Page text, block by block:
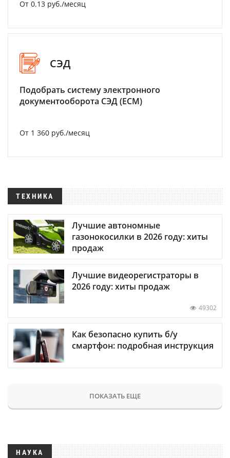
От 0.13 руб./месяц
СЭД
Подобрать систему электронного
документооборота СЭД (ECM)
От 1 360 руб./месяц
ТЕХНИКА
Лучшие автономные
газонокосилки в 2026 году: хиты
продаж
Лучшие видеорегистраторы в
2026 году: хиты продаж
49302
Как безопасно купить б/у
смартфон: подробная инструкция
ПОКАЗАТЬ ЕЩЕ
НАУКА